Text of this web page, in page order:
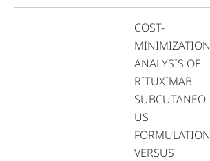
COST-
MINIMIZATION
ANALYSIS OF
RITUXIMAB
SUBCUTANEO
US
FORMULATION
VERSUS